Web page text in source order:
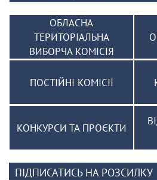
ОБЛАСНА
ТЕРИТОРІАЛЬНА
ВИБОРЧА КОМІСІЯ
ПОСТІЙНІ КОМІСІЇ
КОНКУРСИ ТА ПРОЄКТИ
ПІДПИСАТИСЬ НА РОЗСИЛКУ